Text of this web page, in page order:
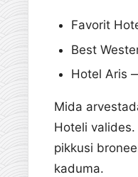
Favorit
Best
Hotel Aris
Mida
Hoteli
pikkusi
kaduma.